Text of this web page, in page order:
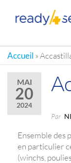
Accueil »
MAI
20
2024
Par
Ensemble des
en particulier
(winchs,